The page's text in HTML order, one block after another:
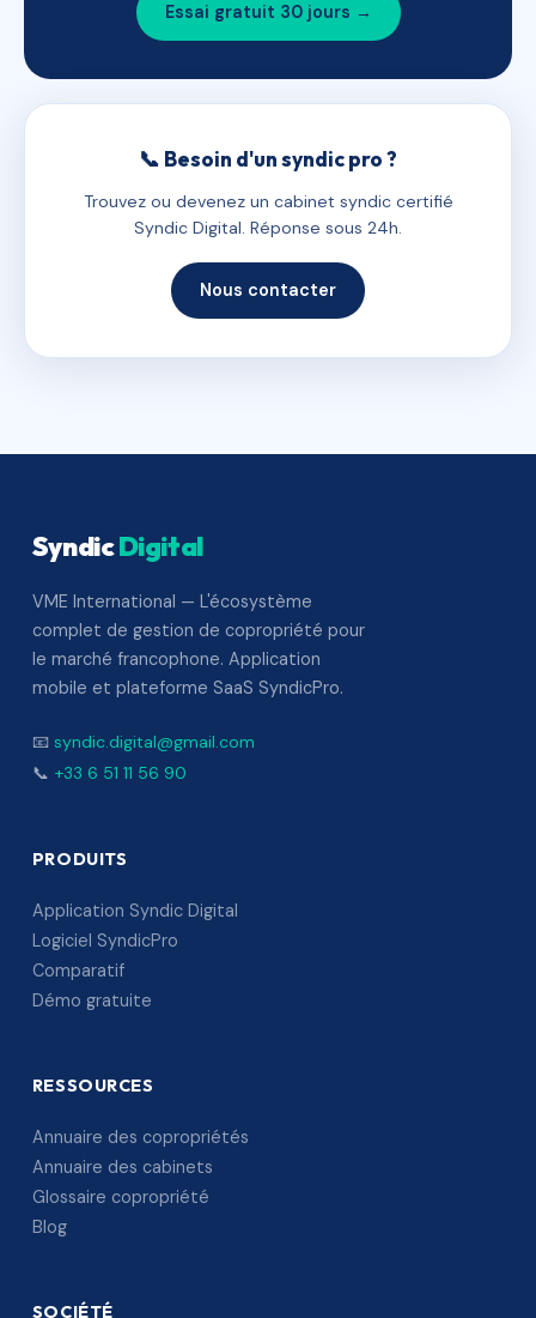
Essai gratuit 30 jours →
📞 Besoin d'un syndic pro ?
Trouvez ou devenez un cabinet syndic certifié
Syndic Digital. Réponse sous 24h.
Nous contacter
SyndicDigital
VME International — L'écosystème
complet de gestion de copropriété pour
le marché francophone. Application
mobile et plateforme SaaS SyndicPro.
📧 syndic.digital@gmail.com
📞 +33 6 51 11 56 90
PRODUITS
Application Syndic Digital
Logiciel SyndicPro
Comparatif
Démo gratuite
RESSOURCES
Annuaire des copropriétés
Annuaire des cabinets
Glossaire copropriété
Blog
SOCIÉTÉ